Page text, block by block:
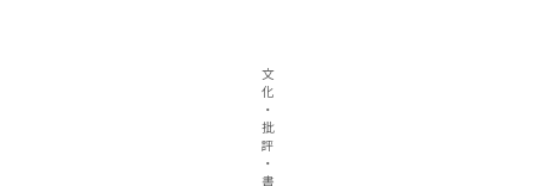
文
化
・
批
評
・
書